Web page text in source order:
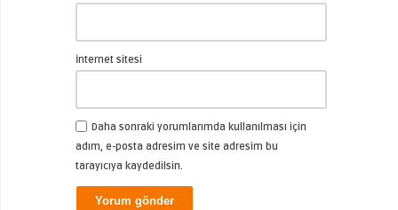
İnternet sitesi
Daha sonraki yorumlarımda kullanılması için
adım, e-posta adresim ve site adresim bu
tarayıcıya kaydedilsin.